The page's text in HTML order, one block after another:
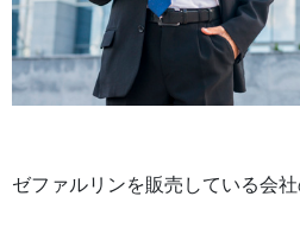
ゼファルリンを販売している会